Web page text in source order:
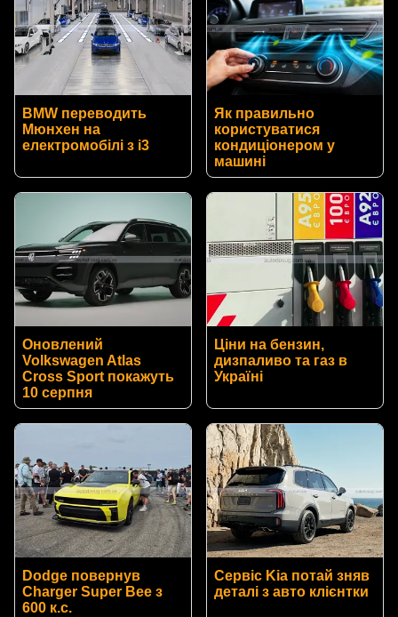
BMW переводить
Мюнхен на
електромобілі з i3
Як правильно
користуватися
кондиціонером у
машині
Оновлений
Volkswagen Atlas
Cross Sport покажуть
10 серпня
Ціни на бензин,
дизпаливо та газ в
Україні
Dodge повернув
Charger Super Bee з
600 к.с.
Сервіс Kia потай зняв
деталі з авто клієнтки